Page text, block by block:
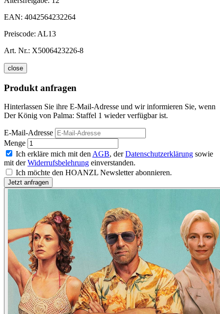
EAN: 4042564232264
Preiscode: AL13
Art. Nr.: X5006423226-8
close
Produkt anfragen
Hinterlassen Sie ihre E-Mail-Adresse und wir informieren Sie, wenn
Der König von Palma: Staffel 1 wieder verfügbar ist.
E-Mail-Adresse
Menge
Ich erkläre mich mit den AGB, derDatenschutzerklärung sowie
mit derWiderrufsbelehrung einverstanden.
Ich möchte den HOANZL Newsletter abonnieren.